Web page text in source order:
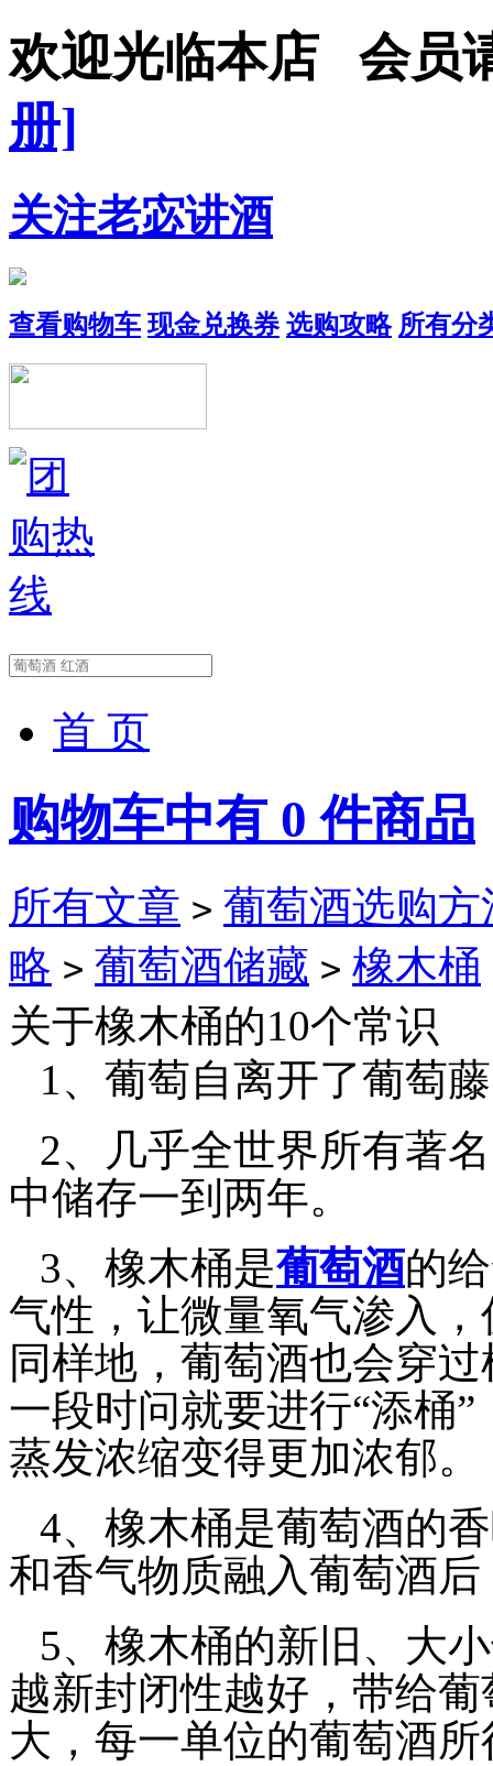
欢迎光临本店 会员
册]
关注老宓讲酒
查看购物车 现金兑换券 选购攻略 所有分
首 页
购物车中有 0 件商品
所有文章 > 葡萄酒选购方
略 > 葡萄酒储藏 > 橡木桶
关于橡木桶的10个常识
1、葡萄自离开了葡萄
2、几乎全世界所有著
中储存一到两年。
3、橡木桶是葡萄酒的
气性，让微量氧气渗入
同样地，葡萄酒也会穿
一段时问就要进行“添桶
蒸发浓缩变得更加浓郁。
4、橡木桶是葡萄酒的
和香气物质融入葡萄酒
5、橡木桶的新旧、大
越新封闭性越好，带给
大，每一单位的葡萄酒